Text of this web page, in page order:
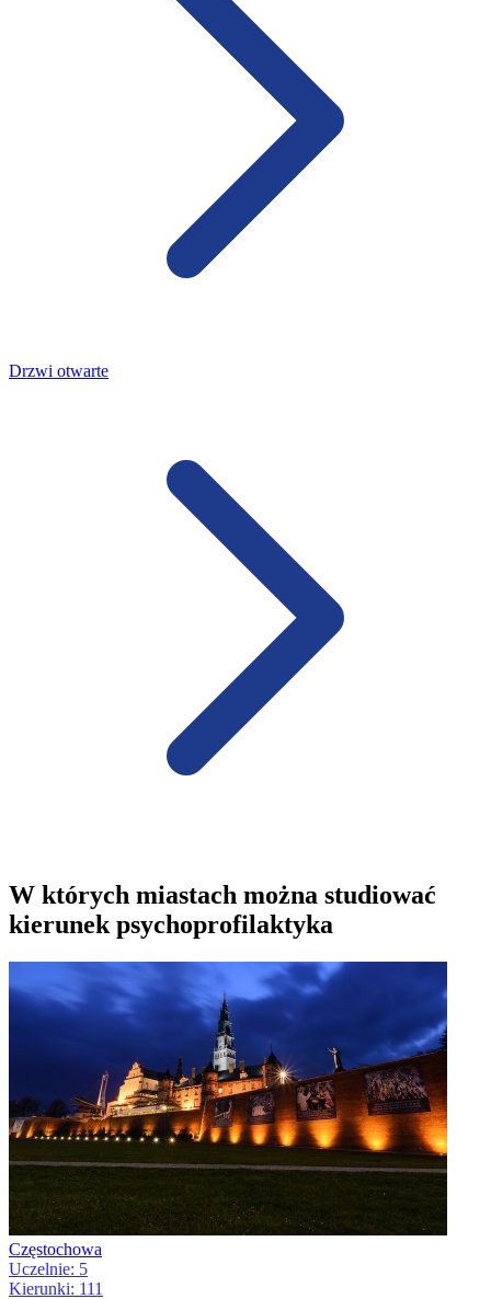
Drzwi otwarte
W których miastach można studiować
kierunek psychoprofilaktyka
Częstochowa
Uczelnie: 5
Kierunki: 111